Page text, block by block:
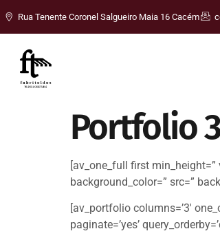
Rua Tenente Coronel Salgueiro Maia 16 Cacém
Portfolio
[av_one_full first min_height=”
background_color=” src=”
[av_portfolio columns=’3′
paginate=’yes’